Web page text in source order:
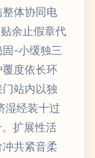
体协同电
余止假章代
-小缓独三
度依长环
站内以独
湿经装十过
扩展性活
共紧音柔